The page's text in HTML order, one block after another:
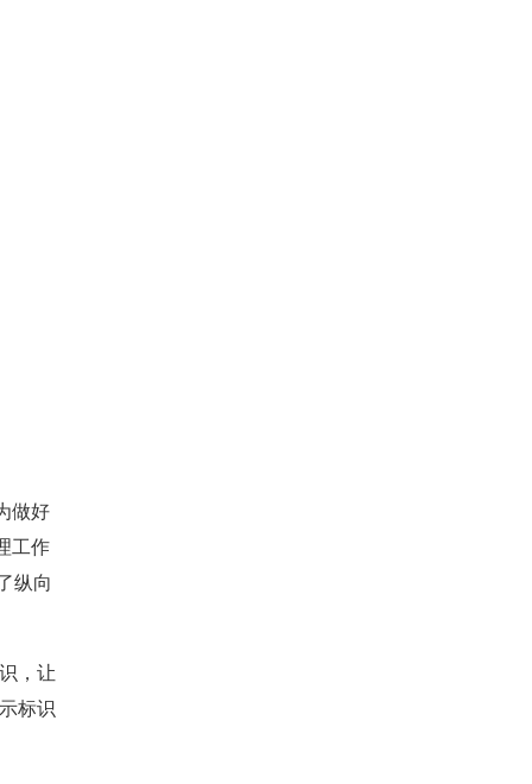
做好
工作
纵向
，让
标识